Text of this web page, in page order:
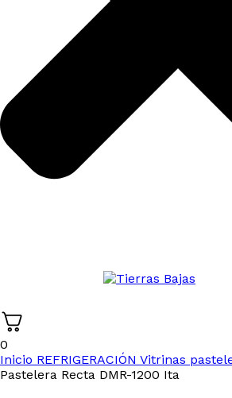
0
Inicio REFRIGERACIÓN Vitrinas
Pastelera Recta DMR-1200 Ita